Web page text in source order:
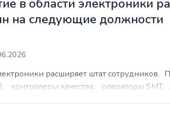
в области электроники
на следующие должности
расширяет штат
контролеры качества, операторы SMT,